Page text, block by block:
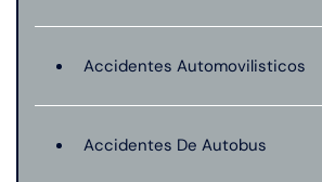
Accidentes Automovilisticos
Accidentes De Autobus